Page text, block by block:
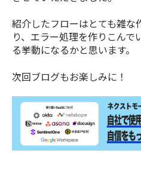
紹介したフローはとても雑な
り、エラー処理を作りこんで
る挙動になるかと思います。
次回ブログもお楽しみに！